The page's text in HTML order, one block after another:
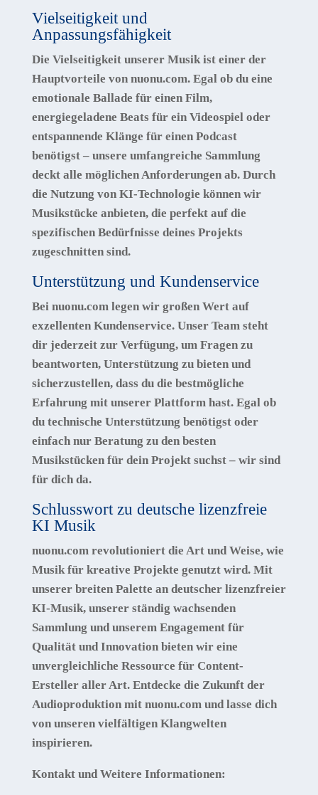
Vielseitigkeit und
Anpassungsfähigkeit
Die Vielseitigkeit unserer Musik ist einer der
Hauptvorteile von nuonu.com. Egal ob du eine
emotionale Ballade für einen Film,
energiegeladene Beats für ein Videospiel oder
entspannende Klänge für einen Podcast
benötigst – unsere umfangreiche Sammlung
deckt alle möglichen Anforderungen ab. Durch
die Nutzung von KI-Technologie können wir
Musikstücke anbieten, die perfekt auf die
spezifischen Bedürfnisse deines Projekts
zugeschnitten sind.
Unterstützung und Kundenservice
Bei nuonu.com legen wir großen Wert auf
exzellenten Kundenservice. Unser Team steht
dir jederzeit zur Verfügung, um Fragen zu
beantworten, Unterstützung zu bieten und
sicherzustellen, dass du die bestmögliche
Erfahrung mit unserer Plattform hast. Egal ob
du technische Unterstützung benötigst oder
einfach nur Beratung zu den besten
Musikstücken für dein Projekt suchst – wir sind
für dich da.
Schlusswort zu deutsche lizenzfreie
KI Musik
nuonu.comrevolutioniert die Art und Weise, wie
Musik für kreative Projekte genutzt wird. Mit
unserer breiten Palette an deutscher lizenzfreier
KI-Musik, unserer ständig wachsenden
Sammlung und unserem Engagement für
Qualität und Innovation bieten wir eine
unvergleichliche Ressource für Content-
Ersteller aller Art. Entdecke die Zukunft der
Audioproduktion mit nuonu.com und lasse dich
von unseren vielfältigen Klangwelten
inspirieren.
Kontakt und Weitere Informationen: